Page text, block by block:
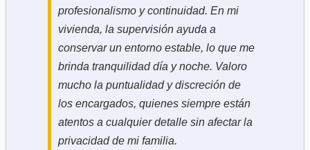
profesionalismo y continuidad. En mi
vivienda, la supervisión ayuda a
conservar un entorno estable, lo que me
brinda tranquilidad día y noche. Valoro
mucho la puntualidad y discreción de
los encargados, quienes siempre están
atentos a cualquier detalle sin afectar la
privacidad de mi familia.